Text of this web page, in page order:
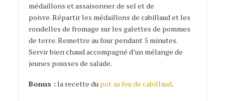
médaillons et assaisonner de sel et de
poivre. Répartir les médaillons de cabillaud et les
rondelles de fromage sur les galettes de pommes
de terre. Remettre au four pendant 5 minutes.
Servir bien chaud accompagné d’un mélange de
jeunes pousses de salade.
Bonus : la recette du pot au feu de cabillaud.